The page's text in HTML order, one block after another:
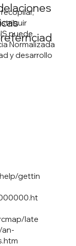
puede
Normalizada
y desarrollo
gettin
late